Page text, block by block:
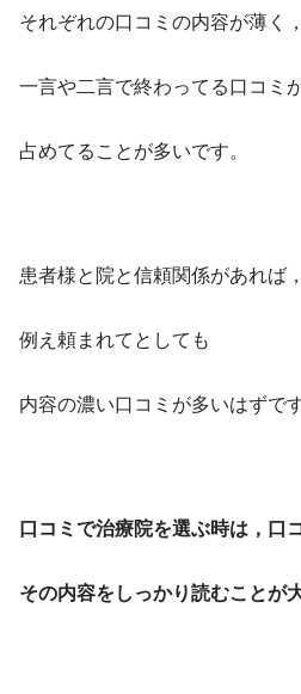
それぞれの口コミの内容が薄く，
一言や二言で終わってる口コミ
占めてることが多いです。
患者様と院と信頼関係があれば，
例え頼まれてとしても
内容の濃い口コミが多いはずです
口コミで治療院を選ぶ時は，口
その内容をしっかり読むことが